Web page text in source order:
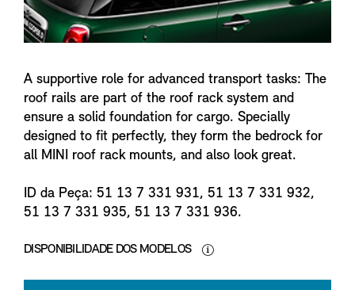
A supportive role for advanced transport tasks: The
roof rails are part of the roof rack system and
ensure a solid foundation for cargo. Specially
designed to fit perfectly, they form the bedrock for
all MINI roof rack mounts, and also look great.
ID da Peça: 51 13 7 331 931, 51 13 7 331 932,
51 13 7 331 935, 51 13 7 331 936.
DISPONIBILIDADE DOS MODELOS